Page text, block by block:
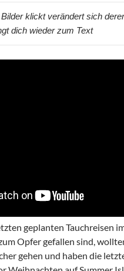
klickt verändert sich
dich wieder zum Text
geplanten Tauchreisen
Opfer gefallen sind,
gehen und haben die